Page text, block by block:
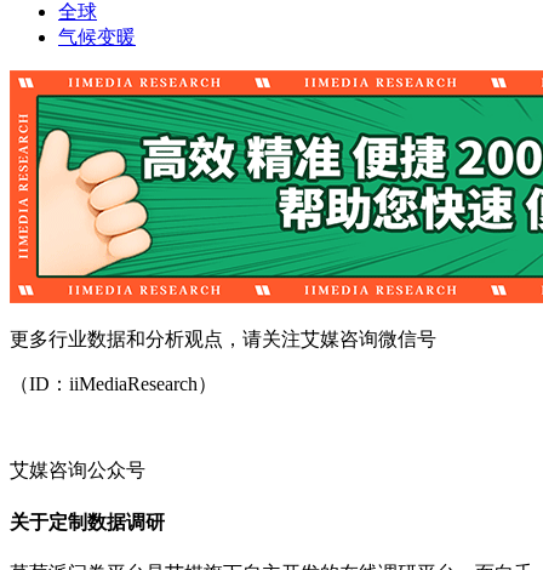
全球
气候变暖
更多行业数据和分析观点，请关注艾媒咨询微信号
（ID：iiMediaResearch）
艾媒咨询公众号
关于定制数据调研